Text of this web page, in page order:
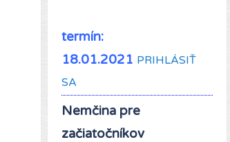
termín:
18.01.2021 PRIHLÁSIŤ
SA
Nemčina pre
začiatočníkov